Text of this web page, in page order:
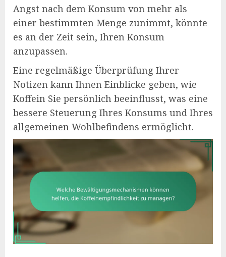
Angst nach dem Konsum von mehr als
einer bestimmten Menge zunimmt, könnte
es an der Zeit sein, Ihren Konsum
anzupassen.
Eine regelmäßige Überprüfung Ihrer
Notizen kann Ihnen Einblicke geben, wie
Koffein Sie persönlich beeinflusst, was eine
bessere Steuerung Ihres Konsums und Ihres
allgemeinen Wohlbefindens ermöglicht.